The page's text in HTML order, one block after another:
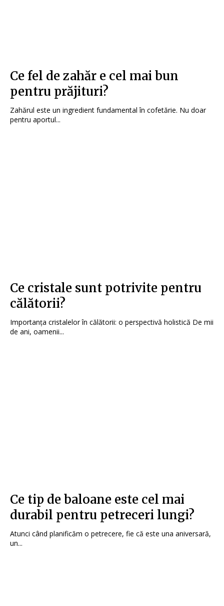
Ce fel de zahăr e cel mai bun
pentru prăjituri?
Zahărul este un ingredient fundamental în cofetărie. Nu doar
pentru aportul...
Ce cristale sunt potrivite pentru
călătorii?
Importanța cristalelor în călătorii: o perspectivă holistică De mii
de ani, oamenii...
Ce tip de baloane este cel mai
durabil pentru petreceri lungi?
Atunci când planificăm o petrecere, fie că este una aniversară,
un...